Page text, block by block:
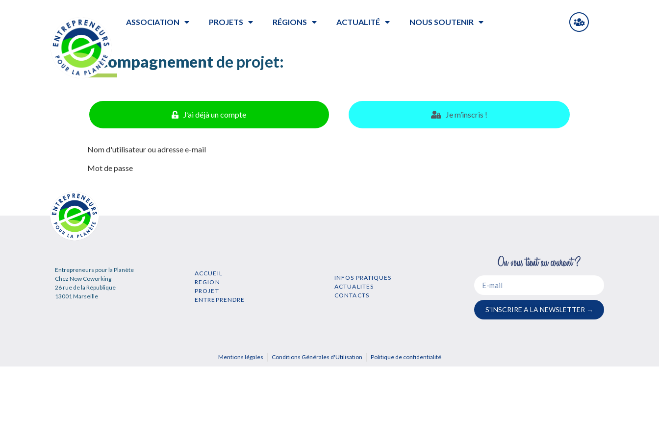
ASSOCIATION PROJETS RÉGIONS ACTUALITÉ NOUS SOUTENIR
Accompagnementde projet:
J’ai déjà un compte Je m’inscris !
Nom d'utilisateur ou adresse e-mail
Mot de passe
Entrepreneurs pour la Planète
Chez Now Coworking
26 rue de la République
13001 Marseille
ACCUEIL
REGION
PROJET
ENTREPRENDRE
INFOS PRATIQUES
ACTUALITES
CONTACTS
S'INSCRIRE A LA NEWSLETTER →
Mentions légales Conditions Générales d'Utilisation Politique de confidentialité